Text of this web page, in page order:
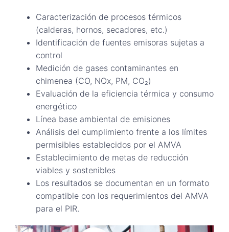
Caracterización de procesos térmicos
(calderas, hornos, secadores, etc.)
Identificación de fuentes emisoras sujetas a
control
Medición de gases contaminantes en
chimenea (CO, NOx, PM, CO₂)
Evaluación de la eficiencia térmica y consumo
energético
Línea base ambiental de emisiones
Análisis del cumplimiento frente a los límites
permisibles establecidos por el AMVA
Establecimiento de metas de reducción
viables y sostenibles
Los resultados se documentan en un formato
compatible con los requerimientos del AMVA
para el PIR.